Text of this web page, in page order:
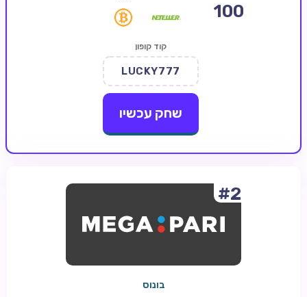
בונוסים בקזינו אונליין
בלוג וחדשות
100
קוד קופון
LUCKY777
שחק עכשיו
#2
בונוס